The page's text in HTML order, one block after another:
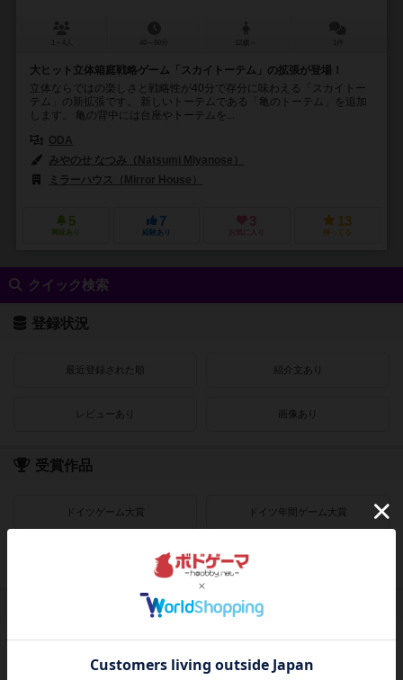
大ヒット立体箱庭戦略ゲーム「スカイトーテム」の拡張が登場！
立体ならではの楽しさと戦略性が40分で存分に味わえる「スカイトー
テム」の新拡張です。 新しいトーテムである「亀のトーテム」を追加
します。 亀の背中には台座やトーテムを...
ODA
みやのせ なつみ（Natsumi Miyanose）
ミラーハウス（Mirror House）
5
興味あり
7
経験あり
3
お気に入り
13
持ってる
クイック検索
登録状況
最近登録された順 紹介文あり
レビューあり 画像あり
受賞作品
ドイツゲーム大賞 ドイツ年間ゲーム大賞
フランス年間ゲーム大賞 ゲームマーケット大賞